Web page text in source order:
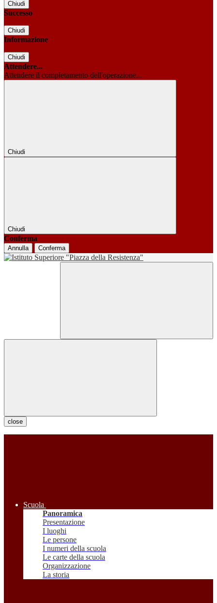
Chiudi
Successo
Chiudi
Informazione
Chiudi
Attendere...
Attendere il completamento dell'operazione...
Chiudi
Chiudi
Conferma
Annulla Conferma
close
Scuola
Panoramica
Presentazione
I luoghi
Le persone
I numeri della scuola
Le carte della scuola
Organizzazione
La storia